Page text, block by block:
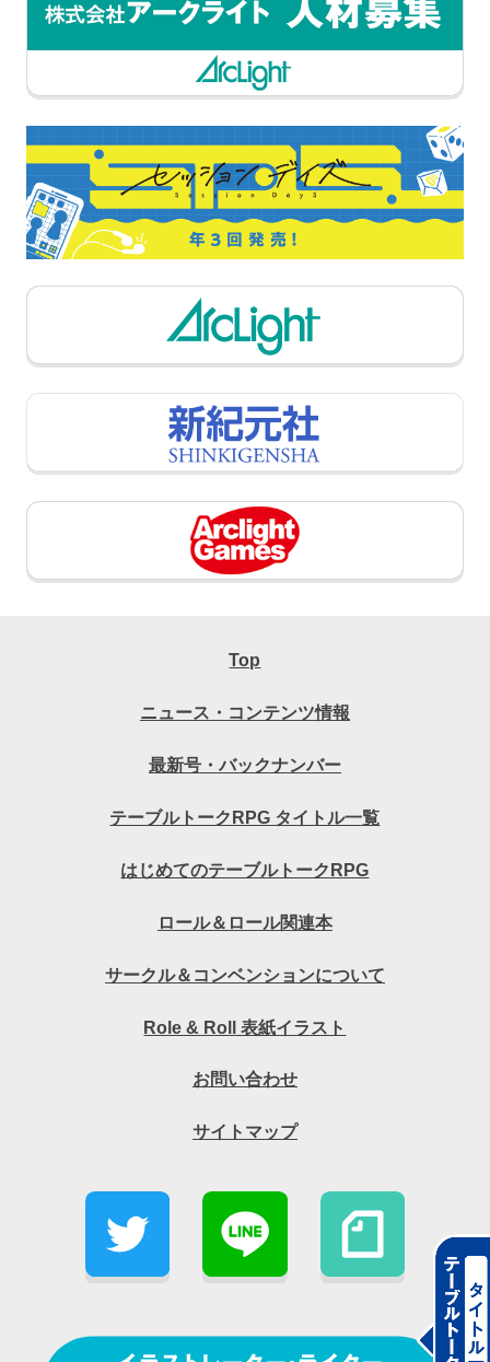
Top
ニュース・コンテンツ情報
最新号・バックナンバー
テーブルトークRPG タイトル一覧
はじめてのテーブルトークRPG
ロール＆ロール関連本
サークル＆コンベンションについて
Role & Roll 表紙イラスト
お問い合わせ
サイトマップ